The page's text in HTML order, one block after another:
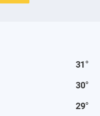
31°
30°
29°